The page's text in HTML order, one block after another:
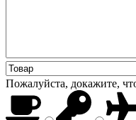
Пожалуйста, докажите,